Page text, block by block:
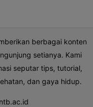
berbagai konten
setianya. Kami
seputar tips, tutorial,
dan gaya hidup.